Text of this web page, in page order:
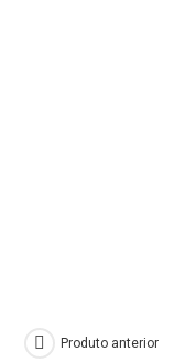
Produto anterior